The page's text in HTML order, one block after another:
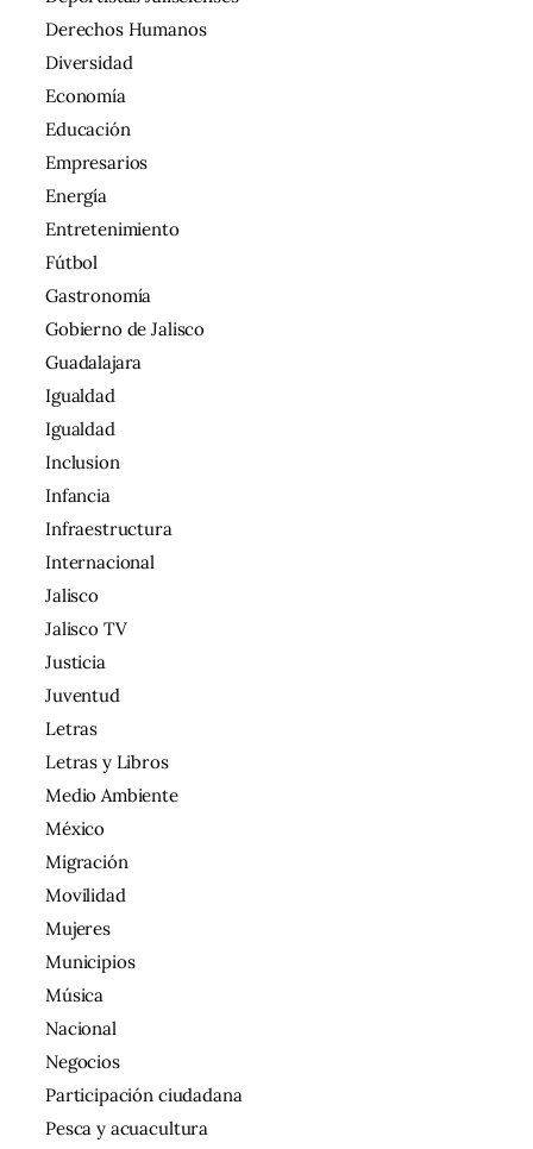
Derechos Humanos
Diversidad
Economía
Educación
Empresarios
Energía
Entretenimiento
Fútbol
Gastronomía
Gobierno de Jalisco
Guadalajara
Igualdad
Igualdad
Inclusion
Infancia
Infraestructura
Internacional
Jalisco
Jalisco TV
Justicia
Juventud
Letras
Letras y Libros
Medio Ambiente
México
Migración
Movilidad
Mujeres
Municipios
Música
Nacional
Negocios
Participación ciudadana
Pesca y acuacultura